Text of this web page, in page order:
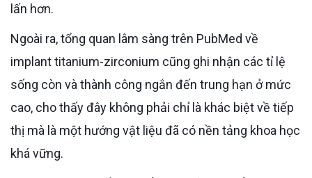
lấn hơn.
Ngoài ra, tổng quan lâm sàng trên PubMed về
implant titanium-zirconium cũng ghi nhận các tỉ lệ
sống còn và thành công ngắn đến trung hạn ở mức
cao, cho thấy đây không phải chỉ là khác biệt về tiếp
thị mà là một hướng vật liệu đã có nền tảng khoa học
khá vững.